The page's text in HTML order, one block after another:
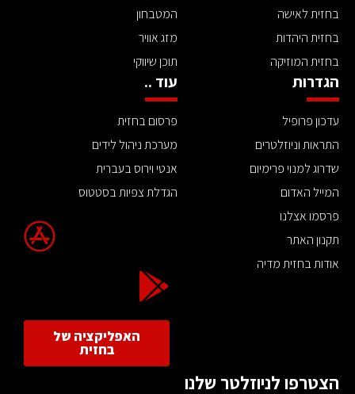
בחזית לאישה
בחזית היהדות
בחזית המוזיקה
המטבחון
מזג אוויר
תוכן שיווקי
הגדרות
עדכון פרופיל
התראות וניוזלטרים
שדרוג למנוי פרימיום
המייל האדום
פרסמו אצלנו
תקנון האתר
אודות בחזית מדיה
עוד ..
פרסום בחזית
מערכת ניהול לידים
אנטי וירוס בעברית
הגדלת צפיות בסטטוס
האפליקציה של
בחזית
הצטרפו לניוזלטר שלנו